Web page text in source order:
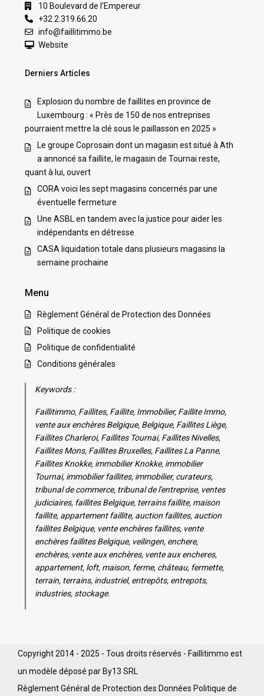
10 Boulevard de l'Empereur
+32.2.319.66.20
info@faillitimmo.be
Website
Derniers Articles
Explosion du nombre de faillites en province de
Luxembourg : « Près de 150 de nos entreprises
pourraient mettre la clé sous le paillasson en 2025 »
Le groupe Coprosain dont un magasin est situé à Ath
a annoncé sa faillite, le magasin de Tournai reste,
quant à lui, ouvert
CORA voici les sept magasins concernés par une
éventuelle fermeture
Une ASBL en tandem avec la justice pour aider les
indépendants en détresse
CASA liquidation totale dans plusieurs magasins la
semaine prochaine
Menu
Règlement Général de Protection des Données
Politique de cookies
Politique de confidentialité
Conditions générales
Keywords :
Faillitimmo, Faillites, Faillite, Immobilier, Faillite Immo,
vente aux enchères Belgique, Belgique, Faillites Liège,
Faillites Charleroi, Faillites Tournai, Faillites Nivelles,
Faillites Mons, Faillites Bruxelles, Faillites La Panne,
Faillites Knokke, immobilier Knokke, immobilier
Tournai, immobilier faillites, immobilier, curateurs,
tribunal de commerce, tribunal de l'entreprise, ventes
judiciaires, faillites Belgique, terrains faillite, maison
faillite, appartement faillite, auction faillites, auction
faillites Belgique, vente enchères faillites, vente
enchères faillites Belgique, veilingen, enchere,
enchères, vente aux enchères, vente aux encheres,
appartement, loft, maison, ferme, château, fermette,
terrain, terrains, industriel, entrepôts, entrepots,
industries, stockage.
Copyright 2014 - 2025 - Tous droits réservés - Faillitimmo est
un modèle déposé par By13 SRL
Règlement Général de Protection des Données Politique de